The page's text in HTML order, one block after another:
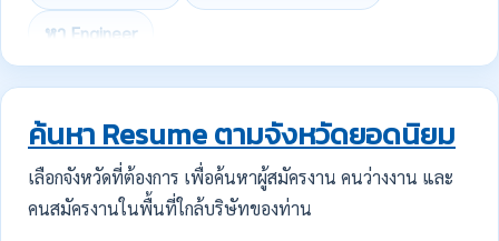
หา Engineer
ค้นหา Resume ตามจังหวัดยอดนิยม
เลือกจังหวัดที่ต้องการ เพื่อค้นหาผู้สมัครงาน คนว่างงาน และ
คนสมัครงานในพื้นที่ใกล้บริษัทของท่าน